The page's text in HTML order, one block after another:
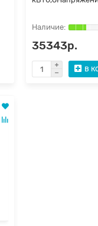
35343р.
в